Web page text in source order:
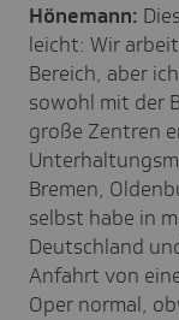
Hönemann:
leicht: Wir
Bereich, aber
sowohl mit der
große Zentren
Bremen,
selbst habe in
Deutschland
Anfahrt von
Oper normal,